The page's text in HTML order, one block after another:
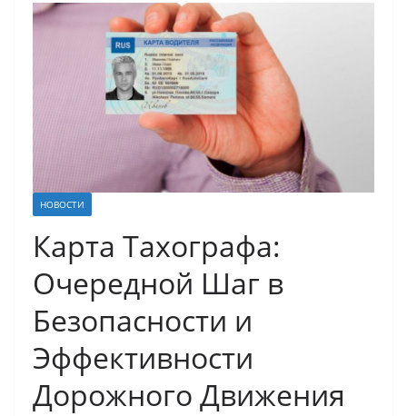
НОВОСТИ
Карта Тахографа:
Очередной Шаг в
Безопасности и
Эффективности
Дорожного Движения